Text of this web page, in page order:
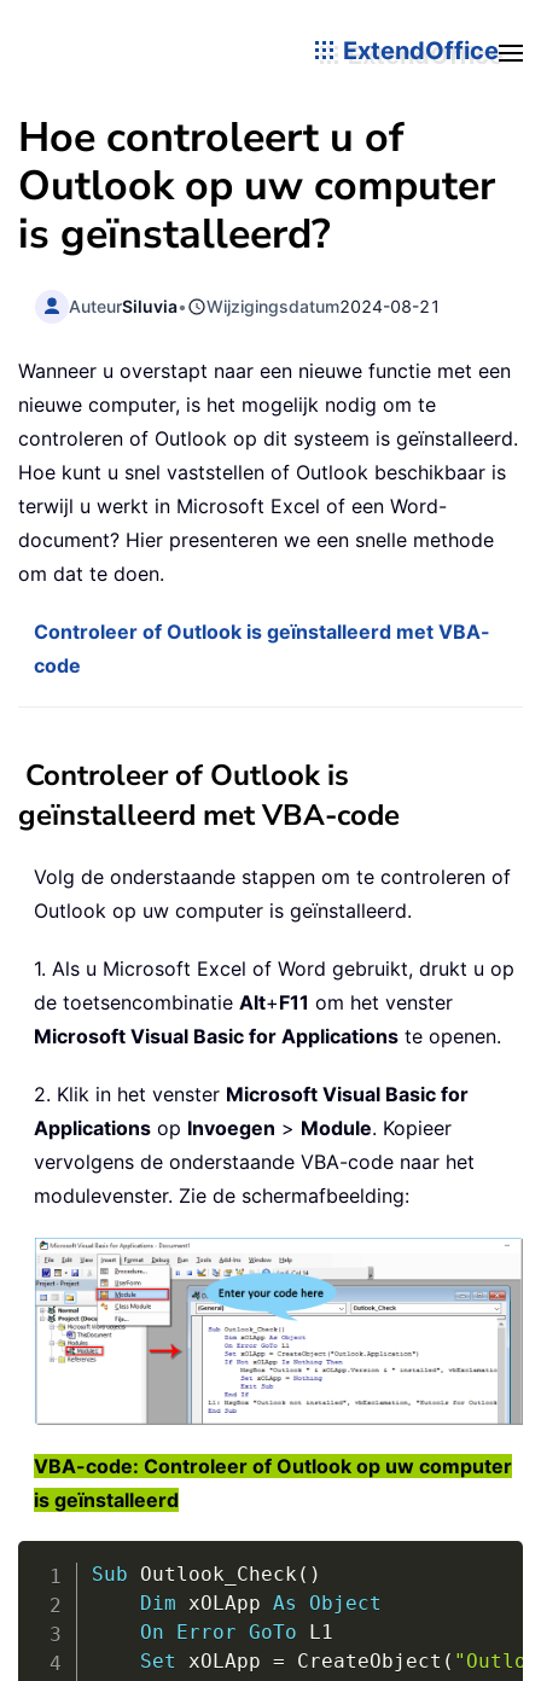
ExtendOffice
Hoe controleert u of
Outlook op uw computer
is geïnstalleerd?
AuteurSiluvia• Wijzigingsdatum2024-08-21
Wanneer u overstapt naar een nieuwe functie met een
nieuwe computer, is het mogelijk nodig om te
controleren of Outlook op dit systeem is geïnstalleerd.
Hoe kunt u snel vaststellen of Outlook beschikbaar is
terwijl u werkt in Microsoft Excel of een Word-
document? Hier presenteren we een snelle methode
om dat te doen.
Controleer of Outlook is geïnstalleerd met VBA-
code
Controleer of Outlook is
geïnstalleerd met VBA-code
Volg de onderstaande stappen om te controleren of
Outlook op uw computer is geïnstalleerd.
1. Als u Microsoft Excel of Word gebruikt, drukt u op
de toetsencombinatie Alt+F11 om het venster
Microsoft Visual Basic for Applications te openen.
2. Klik in het venster Microsoft Visual Basic for
Applications op Invoegen > Module. Kopieer
vervolgens de onderstaande VBA-code naar het
modulevenster. Zie de schermafbeelding:
VBA-code: Controleer of Outlook op uw computer
is geïnstalleerd
Sub Outlook_Check ( )
Dim xOLApp As
Object
On
Error GoTo L1
Set xOLApp = CreateObject (